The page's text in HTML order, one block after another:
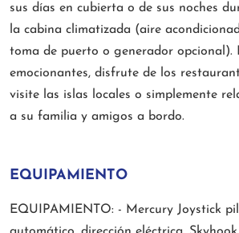
sus días en cubierta o de sus noches
la cabina climatizada (aire
toma de puerto o generador opcional).
emocionantes, disfrute de los
visite las islas locales o simplemente
a su familia y amigos a bordo.
EQUIPAMIENTO
EQUIPAMIENTO: - Mercury Joystick